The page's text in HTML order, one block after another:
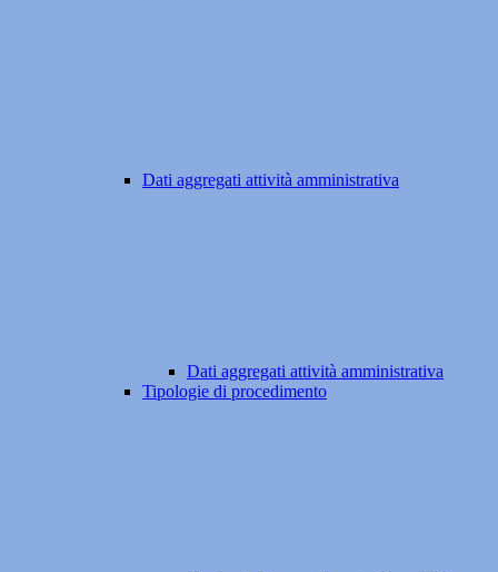
Dati aggregati attività amministrativa
Dati aggregati attività amministrativa
Tipologie di procedimento